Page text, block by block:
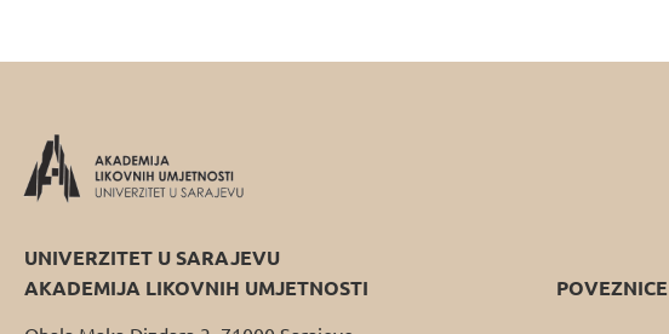
UNIVERZITET U SARAJEVU
AKADEMIJA LIKOVNIH UMJETNOSTI
POVEZNICE